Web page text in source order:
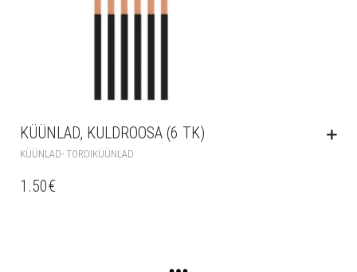
KÜÜNLAD, KULDROOSA (6 TK)
KÜÜNLAD- TORDIKÜÜNLAD
1.50€